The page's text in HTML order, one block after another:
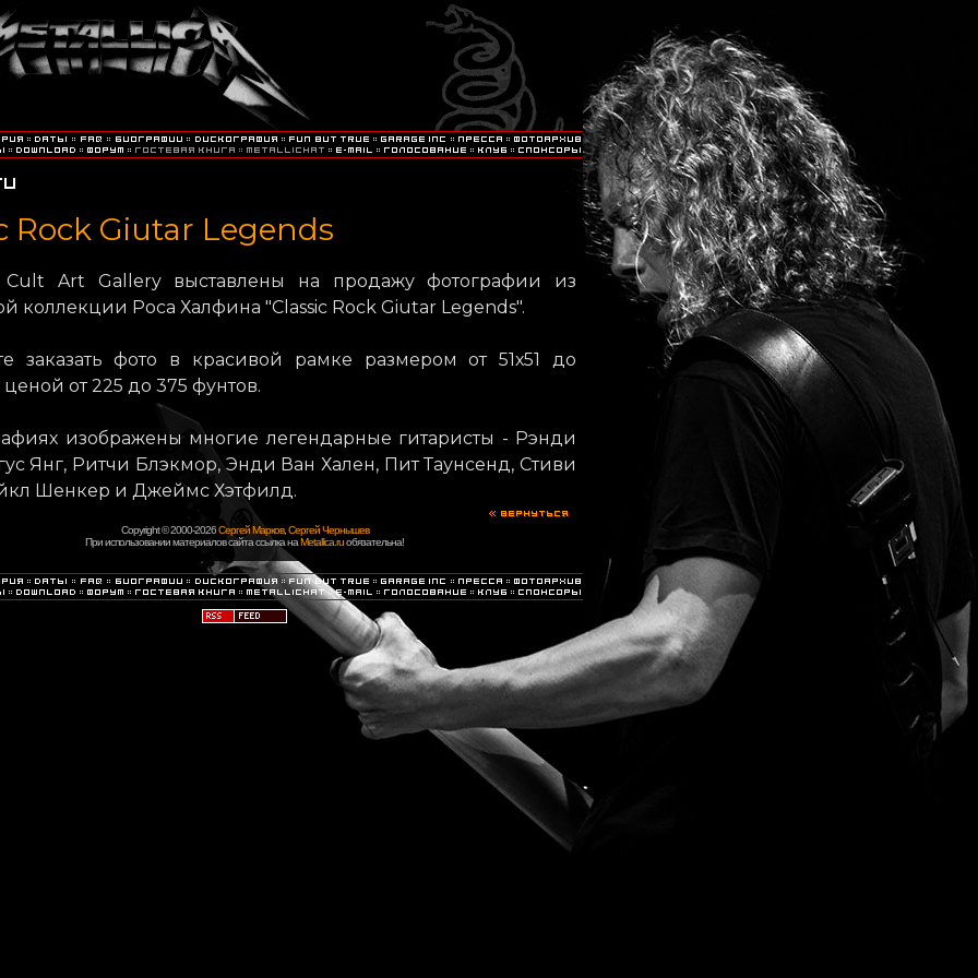
Rock Giutar Legends
Cult Art Gallery выставлены на продажу фотографии из
коллекции Роса Халфина "Classic Rock Giutar Legends".
заказать фото в красивой рамке размером от 51х51 до
от 225 до 375 фунтов.
изображены многие легендарные гитаристы - Рэнди
Янг, Ритчи Блэкмор, Энди Ван Хален, Пит Таунсенд, Стиви
Шенкер и Джеймс Хэтфилд.
Copyright © 2000-2026Сергей Марков, Сергей Чернышев
При использовании материалов сайта ссылка наMetallica.ruобязательна!